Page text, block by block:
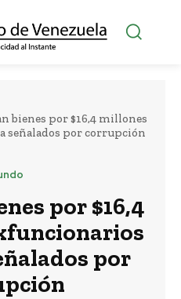
bienes por $16,4 millones
señalados por corrupción
por $16,4
por